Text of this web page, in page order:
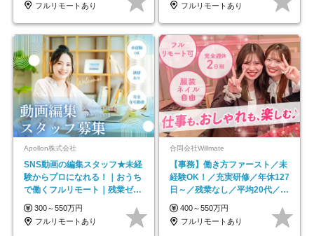
フルリモートあり
フルリモートあり
Apollon株式会社
SNS動画の編集スタッフ★未経
験からプロになれる！｜おうち
で働くフルリモート｜残業ゼロ
で18時退勤◎
300～550万円
フルリモートあり
合同会社Willmate
【事務】働き方ファースト／未
経験OK！／充実研修／年休127
日～／残業なし／平均20代／リ
モートOK
400～550万円
フルリモートあり